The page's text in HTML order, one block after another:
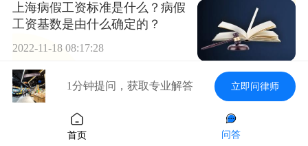
上海病假工资标准是什么？病假
工资基数是由什么确定的？
2022-11-18 08:17:28
合同诈骗罪认定是怎样的？本罪
与一般合同纠纷的界限 合同诈骗
1分钟提问，获取专业解答 立即问律师
首页 问答